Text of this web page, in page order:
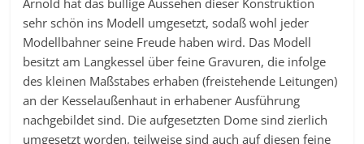
Arnold hat das bullige Aussehen dieser Konstruktion
sehr schön ins Modell umgesetzt, sodaß wohl jeder
Modellbahner seine Freude haben wird. Das Modell
besitzt am Langkessel über feine Gravuren, die infolge
des kleinen Maßstabes erhaben (freistehende Leitungen)
an der Kesselaußenhaut in erhabener Ausführung
nachgebildet sind. Die aufgesetzten Dome sind zierlich
umgesetzt worden, teilweise sind auch auf diesen feine